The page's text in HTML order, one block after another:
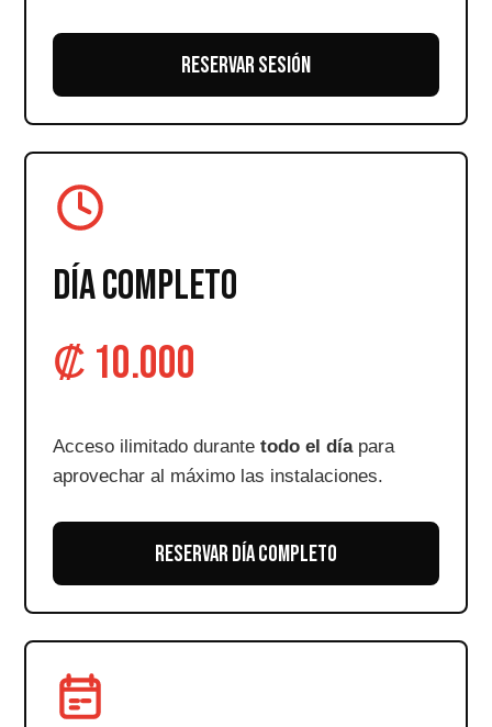
RESERVAR SESIÓN
DÍA COMPLETO
₡ 10.000
Acceso ilimitado durante todo el díapara
aprovechar al máximo las instalaciones.
RESERVAR DÍA COMPLETO